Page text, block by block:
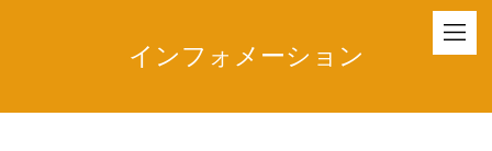
インフォメーション